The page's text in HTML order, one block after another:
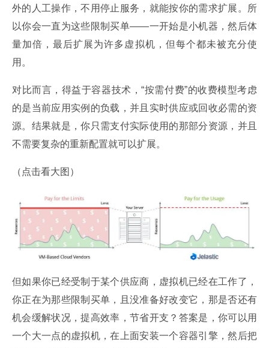
外的人工操作，不用停止服务，就能按你的需求扩展。所
以你会一直为这些限制买单——一开始是小机器，然后体
量加倍，最后扩展为许多虚拟机，但每个都未被充分使
用。
对比而言，得益于容器技术，“按需付费”的收费模型考虑
的是当前应用实例的负载，并且实时供应或回收必需的资
源。结果就是，你只需支付实际使用的那部分资源，并且
不需要复杂的重新配置就可以扩展。
（点击看大图）
但如果你已经受制于某个供应商，虚拟机已经在工作了，
你正在为那些限制买单，且没准备好改变它，那是否还有
机会缓解状况，提高效率，节省开支？答案是，你可以用
一个大一点的虚拟机，在上面安装一个容器引擎，然后把